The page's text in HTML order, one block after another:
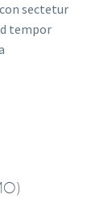
sectetur
tempor